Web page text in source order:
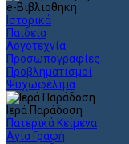
e-Βιβλιοθηκη
Ιστορικά
Παιδεία
Λογοτεχνία
Προσωπογραφίες
Προβληματισμοί
Ψυχωφέλιμα
Ιερά Παράδοση
Πατερικά Κείμενα
Αγία Γραφή